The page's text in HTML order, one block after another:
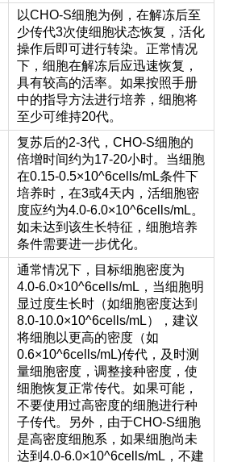
以CHO-S细胞为例，在解冻后至
少传代3次使细胞状态恢复，活化
操作后即可进行转染。正常情况
下，细胞在解冻后应迅速恢复，
具有较高的活率。如果按照手册
中的指导方法进行培养，细胞将
至少可维持20代。
复苏后的2-3代，CHO-S细胞的
倍增时间约为17-20小时。当细胞
在0.15-0.5×10^6cells/mL条件下
培养时，在3或4天内，活细胞密
度应约为4.0-6.0×10^6cells/mL。
如未达到该生长特征，细胞培养
条件需要进一步优化。
通常情况下，目标细胞密度为
4.0-6.0×10^6cells/mL，当细胞明
显过度生长时（如细胞密度达到
8.0-10.0×10^6cells/mL），建议
将细胞以更高的密度（如
0.6×10^6cells/mL)传代，及时测
量细胞密度，调整接种密度，使
细胞恢复正常传代。如果可能，
不要使用过高密度的细胞进行种
子传代。另外，由于CHO-S细胞
是高密度细胞系，如果细胞尚未
达到4.0-6.0×10^6cells/mL，不建